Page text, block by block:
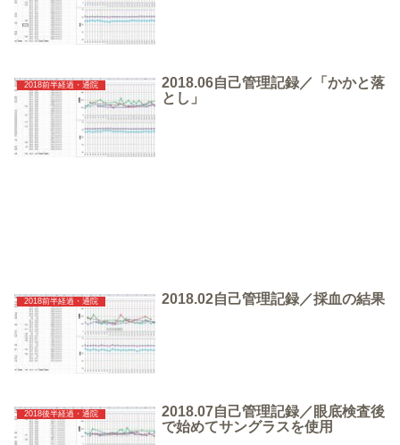
2018前半経過・通院
2018.06自己管理記録／「かかと落
とし」
2018前半経過・通院 2018.02自己管理記録／採血の結果
2018後半経過・通院
2018.07自己管理記録／眼底検査後
で始めてサングラスを使用